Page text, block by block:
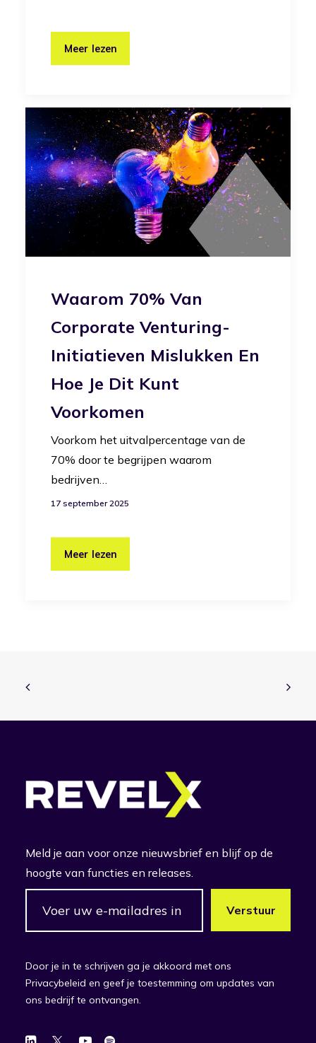
Meer lezen
Waarom 70% Van
Corporate Venturing-
Initiatieven Mislukken En
Hoe Je Dit Kunt
Voorkomen
Voorkom het uitvalpercentage van de
70% door te begrijpen waarom
bedrijven…
17 september 2025
Meer lezen
Meld je aan voor onze nieuwsbrief en blijf op de
hoogte van functies en releases.
Door je in te schrijven ga je akkoord met ons
Privacybeleid en geef je toestemming om updates van
ons bedrijf te ontvangen.